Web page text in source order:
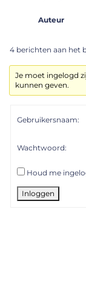
Auteur
4 berichten aan het
Je moet ingelogd
kunnen geven.
Gebruikersnaam:
Wachtwoord:
Houd me
Inloggen